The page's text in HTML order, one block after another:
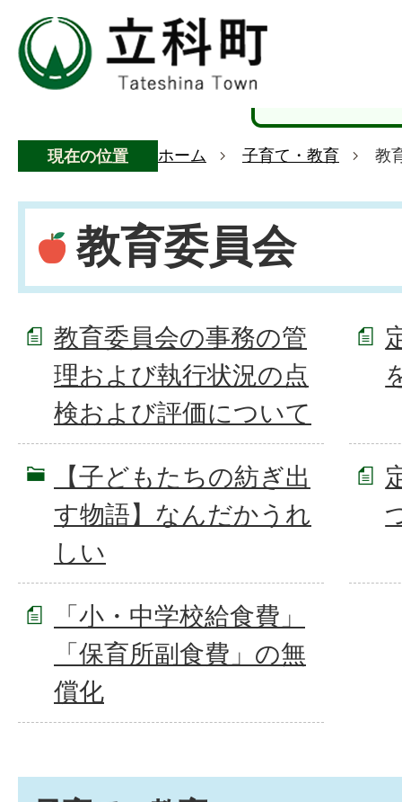
現在の位置 ホーム 子育て・教育 教
教育委員会
教育委員会の事務の管
理および執行状況の点
検および評価について
【子どもたちの紡ぎ出
す物語】なんだかうれ
しい
「小・中学校給食費」
「保育所副食費」の無
償化